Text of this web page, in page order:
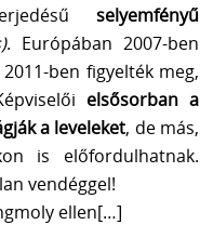
selyemfényű
. Európában 2007-ben
ben figyelték meg,
elsősorban a
a leveleket, de más,
is előfordulhatnak.
vendéggel!
ellen[…]